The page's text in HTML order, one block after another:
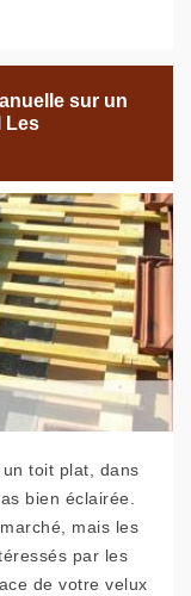
sur un
Les
toit plat, dans
bien éclairée.
mais les
par les
de votre velux